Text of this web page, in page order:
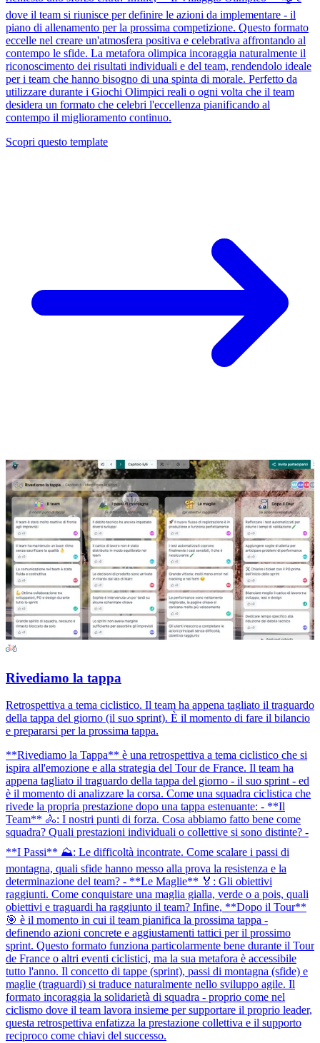
dove il team si riunisce per definire le azioni da implementare - il
piano di allenamento per la prossima competizione. Questo formato
eccelle nel creare un'atmosfera positiva e celebrativa affrontando al
contempo le sfide. La metafora olimpica incoraggia naturalmente il
riconoscimento dei risultati individuali e del team, rendendolo ideale
per i team che hanno bisogno di una spinta di morale. Perfetto da
utilizzare durante i Giochi Olimpici reali o ogni volta che il team
desidera un formato che celebri l'eccellenza pianificando al
contempo il miglioramento continuo.
Scopri questo template
Rivediamo la tappa
Retrospettiva a tema ciclistico. Il team ha appena tagliato il traguardo
della tappa del giorno (il suo sprint). È il momento di fare il bilancio
e prepararsi per la prossima tappa.
**Rivediamo la Tappa** è una retrospettiva a tema ciclistico che si
ispira all'emozione e alla strategia del Tour de France. Il team ha
appena tagliato il traguardo della tappa del giorno - il suo sprint - ed
è il momento di analizzare la corsa. Come una squadra ciclistica che
rivede la propria prestazione dopo una tappa estenuante: - **Il
Team** 🚴: I nostri punti di forza. Cosa abbiamo fatto bene come
squadra? Quali prestazioni individuali o collettive si sono distinte? -
**I Passi** ⛰️: Le difficoltà incontrate. Come scalare i passi di
montagna, quali sfide hanno messo alla prova la resistenza e la
determinazione del team? - **Le Maglie** 🏅: Gli obiettivi
raggiunti. Come conquistare una maglia gialla, verde o a pois, quali
obiettivi e traguardi ha raggiunto il team? Infine, **Dopo il Tour**
🎯 è il momento in cui il team pianifica la prossima tappa -
definendo azioni concrete e aggiustamenti tattici per il prossimo
sprint. Questo formato funziona particolarmente bene durante il Tour
de France o altri eventi ciclistici, ma la sua metafora è accessibile
tutto l'anno. Il concetto di tappe (sprint), passi di montagna (sfide) e
maglie (traguardi) si traduce naturalmente nello sviluppo agile. Il
formato incoraggia la solidarietà di squadra - proprio come nel
ciclismo dove il team lavora insieme per supportare il proprio leader,
questa retrospettiva enfatizza la prestazione collettiva e il supporto
reciproco come chiavi del successo.